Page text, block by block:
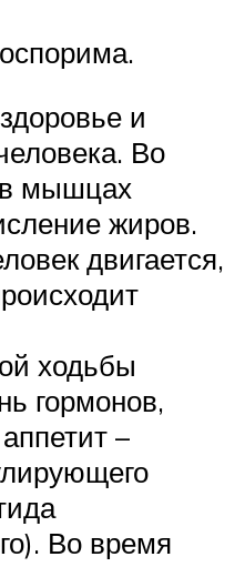
и
Во
мышцах
жиров.
двигается,
ходьбы
гормонов,
–
Во время